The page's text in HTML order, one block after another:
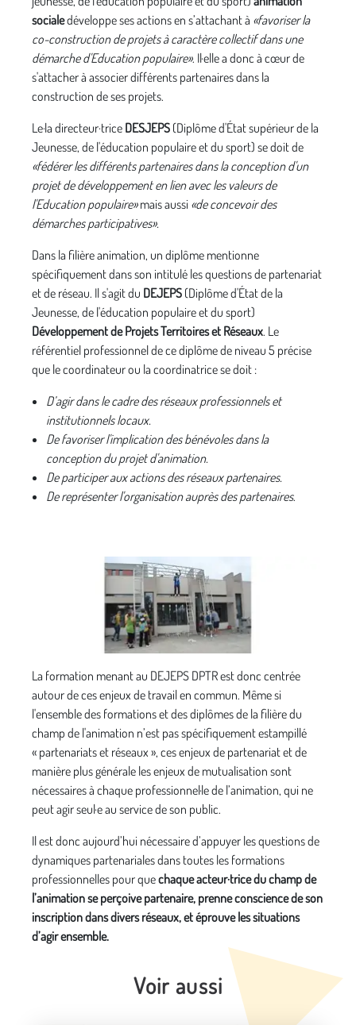
socialedéveloppe ses actions en s’attachant à «favoriser la
co-construction de projets à caractère collectif dans une
démarche d'Education populaire». Il·elle a donc à cœur de
s'attacher à associer différents partenaires dans la
construction de ses projets.
Le·la directeur·trice DESJEPS (Diplôme d'État supérieur de la
Jeunesse, de l'éducation populaire et du sport) se doit de
«fédérer les différents partenaires dans la conception d'un
projet de développement en lien avec les valeurs de
l'Education populaire»mais aussi «de concevoir des
démarches participatives».
Dans la filière animation, un diplôme mentionne
spécifiquement dans son intitulé les questions de partenariat
et de réseau. Il s'agit du DEJEPS (Diplôme d'État de la
Jeunesse, de l'éducation populaire et du sport)
Développement de Projets Territoires et Réseaux. Le
référentiel professionnel de ce diplôme de niveau 5 précise
que le coordinateur ou la coordinatrice se doit :
D’agir dans le cadre des réseaux professionnels et
institutionnels locaux.
De favoriser l'implication des bénévoles dans la
conception du projet d'animation.
De participer aux actions des réseaux partenaires.
De représenter l'organisation auprès des partenaires.
La formation menant au DEJEPS DPTR est donc centrée
autour de ces enjeux de travail en commun. Même si
l'ensemble des formations et des diplômes de la filière du
champ de l'animation n’est pas spécifiquement estampillé
« partenariats et réseaux », ces enjeux de partenariat et de
manière plus générale les enjeux de mutualisation sont
nécessaires à chaque professionnel·le de l’animation, qui ne
peut agir seul·e au service de son public.
Il est donc aujourd’hui nécessaire d’appuyer les questions de
dynamiques partenariales dans toutes les formations
professionnelles pour quechaque acteur·trice du champ de
l’animation se perçoive partenaire, prenne conscience de son
inscription dans divers réseaux, et éprouve les situations
d’agir ensemble.
Voir aussi